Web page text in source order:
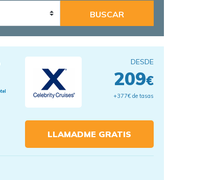
DESDE
209€
+377€ de tasas
LLAMADME GRATIS